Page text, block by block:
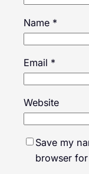
Name *
Email *
Website
Save my
browser